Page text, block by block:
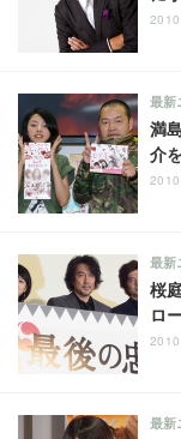
満
介
最新
桜
ロ
最新
最新